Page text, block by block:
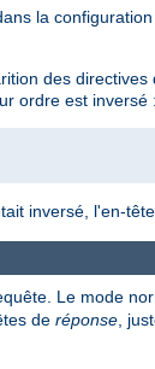
la
des
ordre est inversé :
inversé, l'en-tête
Le mode
de réponse,